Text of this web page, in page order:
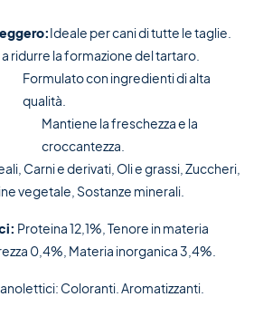
Ideale per cani di tutte le taglie.
a ridurre la formazione del tartaro.
Formulato con ingredienti di alta
qualità.
Mantiene la freschezza e la
croccantezza.
Carni e derivati, Oli e grassi, Zuccheri,
vegetale, Sostanze minerali.
Proteina 12,1%, Tenore in materia
0,4%, Materia inorganica 3,4%.
Coloranti. Aromatizzanti.